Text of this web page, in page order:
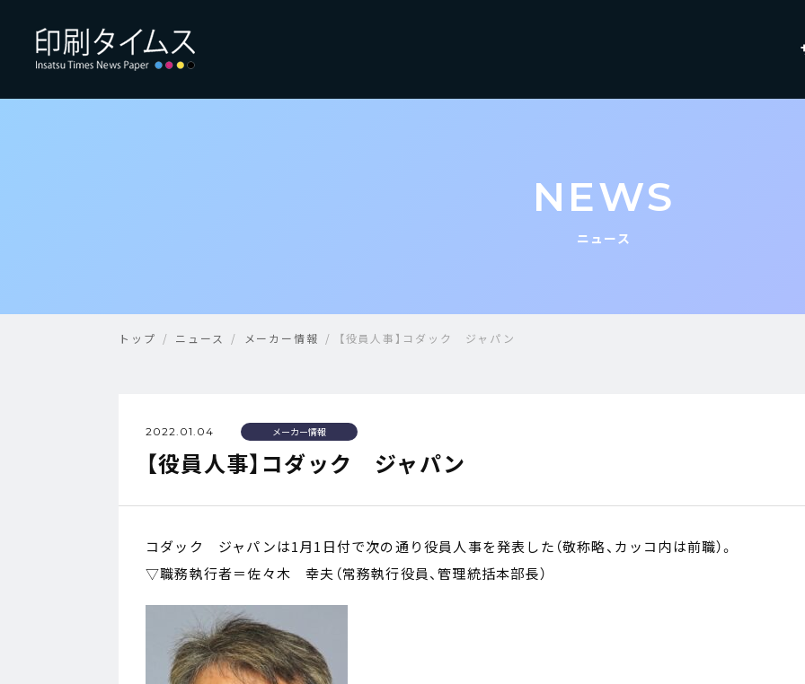
NEWS
ニュース
トップ ニュース メーカー情報 【役員人事】コダック ジャパン
2022.01.04 メーカー情報
【役員人事】コダック ジャパン
コダック ジャパンは1月1日付で次の通り役員人事を発表した（敬称略、カッコ内は前職）。
▽職務執行者＝佐々木 幸夫（常務執行役員、管理統括本部長）